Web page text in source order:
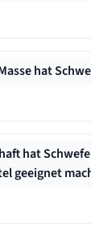
hat
hat
geeignet